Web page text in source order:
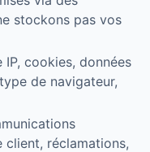
stockons pas vos
IP, cookies, données
de navigateur,
client, réclamations,